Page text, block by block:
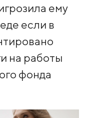
ему
если в
на работы
фонда